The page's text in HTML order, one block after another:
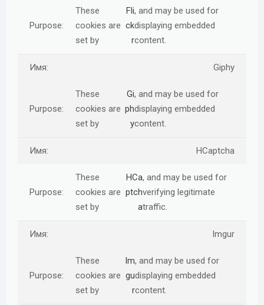
These
cookies are
set by
Fli
ck
r
, and may be used for
displaying embedded
content.
Giphy
These
cookies are
set by
Gi
ph
y
, and may be used for
displaying embedded
content.
HCaptcha
These
cookies are
set by
HCa
ptch
a
, and may be used for
verifying legitimate
traffic.
Imgur
These
cookies are
set by
Im
gu
r
, and may be used for
displaying embedded
content.